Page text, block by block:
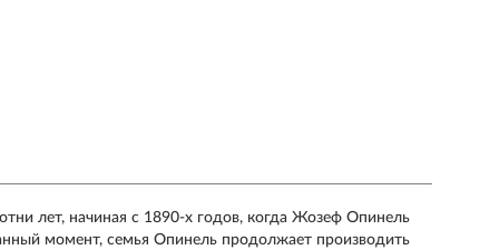
лет, начиная с 1890-х годов, когда Жозеф Опинель
момент, семья Опинель продолжает производить